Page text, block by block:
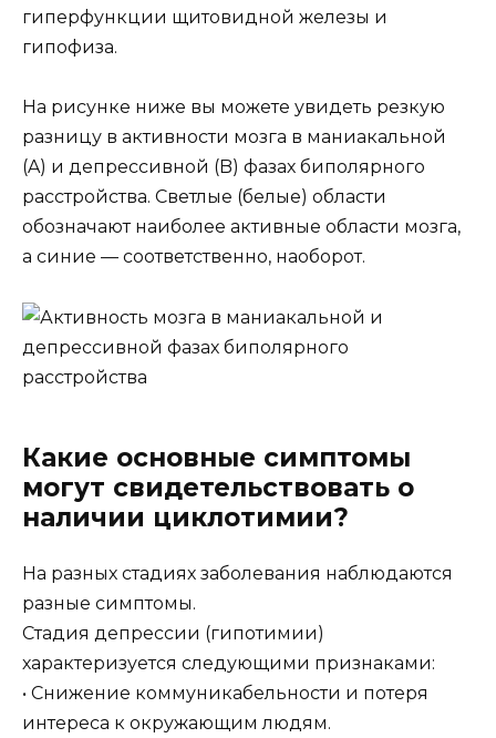
гиперфункции щитовидной железы и
гипофиза.
На рисунке ниже вы можете увидеть резкую
разницу в активности мозга в маниакальной
(A) и депрессивной (B) фазах биполярного
расстройства. Светлые (белые) области
обозначают наиболее активные области мозга,
а синие — соответственно, наоборот.
Какие основные симптомы
могут свидетельствовать о
наличии циклотимии?
На разных стадиях заболевания наблюдаются
разные симптомы.
Стадия депрессии (гипотимии)
характеризуется следующими признаками:
• Снижение коммуникабельности и потеря
интереса к окружающим людям.